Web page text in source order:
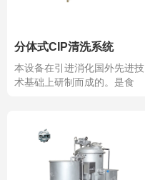
分体式CIP清洗系统
本设备在引进消化国外先进技
术基础上研制而成的。是食